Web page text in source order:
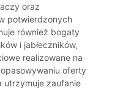
oraz
potwierdzonych
również bogaty
i jabłeczników,
realizowane na
oferty
utrzymuje zaufanie